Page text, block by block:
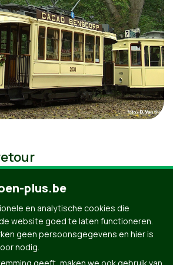
plus.be
en analytische cookies die
website goed te laten functioneren.
geen persoonsgegevens en hier is
nodig.